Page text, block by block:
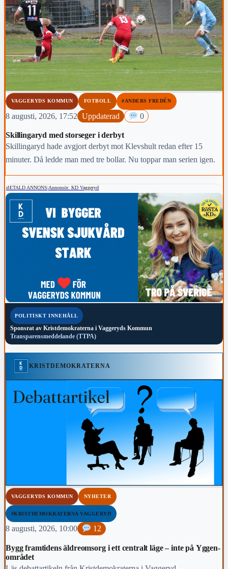
VAGGERYDS KOMMUN FOTBOLL #ANDERS FREDÉN
8 augusti, 2026, 17:52 Uppdaterad 0
Skillingaryd med storseger i derbyt
Skillingaryd hade avgjort derbyt mot Klevshult redan efter 15
minuter. Då ledde man med tre bollar. Nu toppar man serien igen.
BETALD ANNONS|Annonsör: KD Vaggeryd
POLITISKT INNEHÅLL
Sponsrat av Kristdemokraterna i Vaggeryds Kommun
Transparensmeddelande (TTPA)
KRISTDEMOKRATERNA
VAGGERYDS KOMMUN NYHETER
#KRISTDEMOKRATERNA VAGGERYD
8 augusti, 2026, 10:00 12
Bygg framtidens äldreomsorg i ett centralt läge – inte på Yggen-
området